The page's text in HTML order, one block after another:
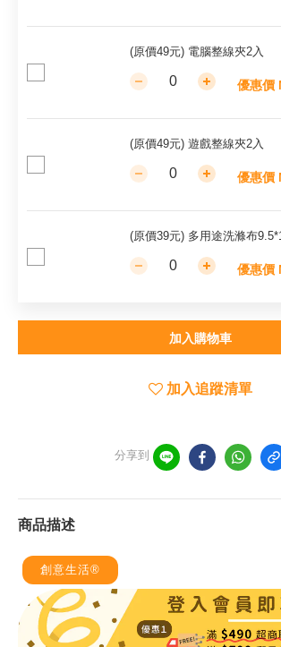
(原價49元) 電腦整線夾2入
優惠價
(原價49元) 遊戲整線夾2入
優惠價
(原價39元) 多用途洗滌布
優惠價
加入購物車
加入追蹤清單
分享到
商品描述
創意生活®